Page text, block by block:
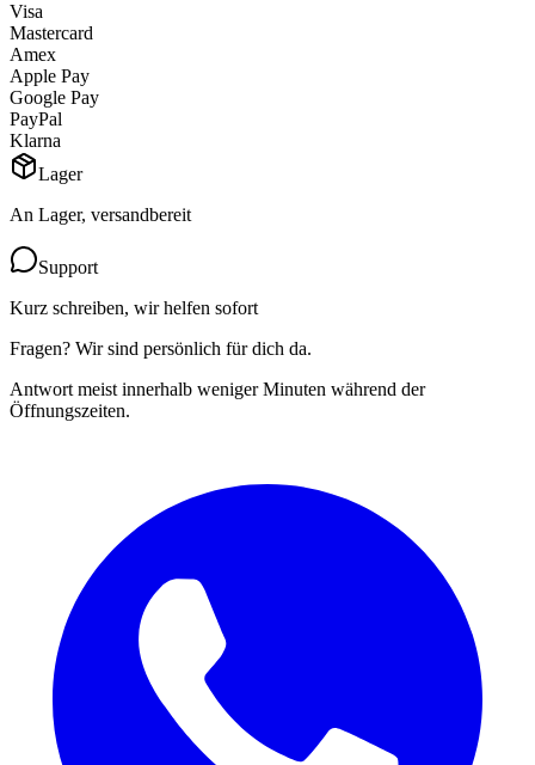
Visa
Mastercard
Amex
Apple Pay
Google Pay
PayPal
Klarna
Lager
An Lager, versandbereit
Support
Kurz schreiben, wir helfen sofort
Fragen? Wir sind persönlich für dich da.
Antwort meist innerhalb weniger Minuten während der
Öffnungszeiten.